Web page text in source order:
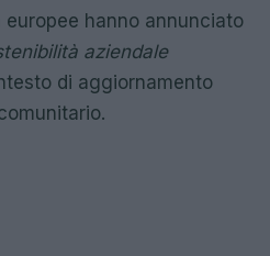
europee hanno annunciato
aziendale
di aggiornamento